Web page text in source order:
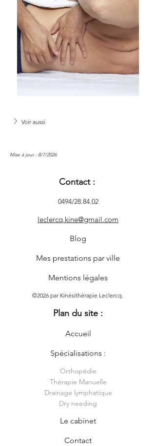
Voir aussi
Mise à jour : 8/7/2026
Contact :
0494/28.84.02
leclercq.kine@gmail.com
Blog
Mes prestations par ville
Mentions légales
©2026 par Kinésithérapie Leclercq.
Plan du site :
Accueil
Spécialisations :
Orthopédie
Thérapie Manuelle
Drainage lymphatique
Dry needing
Le cabinet
Contact